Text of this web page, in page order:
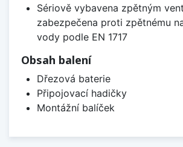
Sériově vybavena zpětným
zabezpečena proti zpětnému
vody podle EN 1717
Obsah balení
Dřezová baterie
Připojovací hadičky
Montážní balíček